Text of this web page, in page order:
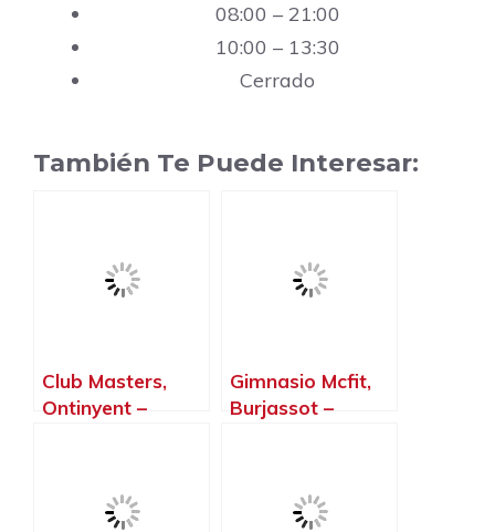
08:00 – 21:00
10:00 – 13:30
Cerrado
También Te Puede Interesar:
Club Masters,
Ontinyent –
Gimnasio Mcfit,
Burjassot –